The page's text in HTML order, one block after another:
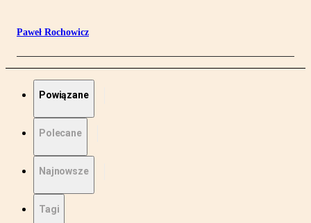
Paweł Rochowicz
Powiązane
Polecane
Najnowsze
Tagi